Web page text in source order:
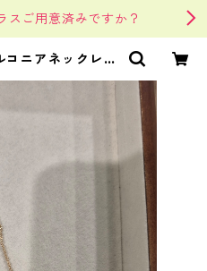
スご用意済みですか？
コニアネックレス